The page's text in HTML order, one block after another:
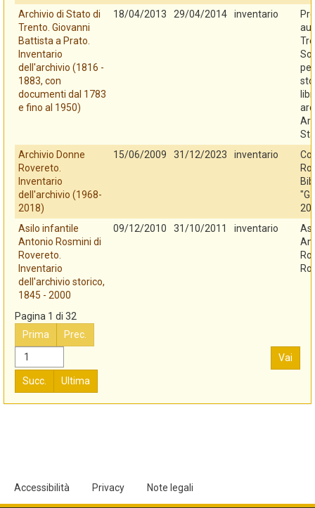
Archivio di Stato di
Trento. Giovanni
Battista a Prato.
Inventario
dell'archivio (1816 -
1883, con
documenti dal 1783
e fino al 1950)
18/04/2013 29/04/2014 inventario
Archivio Donne
Rovereto.
Inventario
dell'archivio (1968-
2018)
15/06/2009 31/12/2023 inventario
Asilo infantile
Antonio Rosmini di
Rovereto.
Inventario
dell'archivio storico,
1845 - 2000
09/12/2010 31/10/2011 inventario
Pagina 1 di 32
Prima
Prec.
Vai
Succ. Ultima
Accessibilità Privacy Note legali